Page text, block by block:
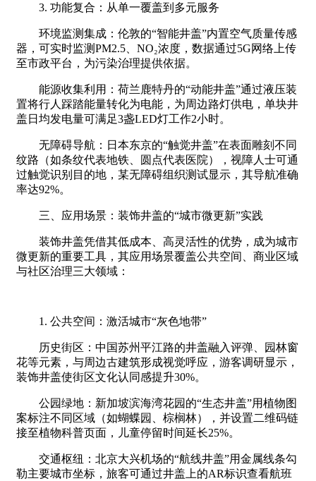
3. 功能复合：从单一覆盖到多元服务
环境监测集成：伦敦的“智能井盖”内置空气质量传感
器，可实时监测PM2.5、NO₂浓度，数据通过5G网络上传
至市政平台，为污染治理提供依据。
能源收集利用：荷兰鹿特丹的“动能井盖”通过液压装
置将行人踩踏能量转化为电能，为周边路灯供电，单块井
盖日均发电量可满足3盏LED灯工作2小时。
无障碍导航：日本东京的“触觉井盖”在表面雕刻不同
纹路（如条纹代表地铁、圆点代表医院），视障人士可通
过触觉识别目的地，某无障碍组织测试显示，其导航准确
率达92%。
三、应用场景：装饰井盖的“城市微更新”实践
装饰井盖凭借其低成本、高灵活性的优势，成为城市
微更新的重要工具，其应用场景覆盖公共空间、商业区域
与社区治理三大领域：
1. 公共空间：激活城市“灰色地带”
历史街区：中国苏州平江路的井盖融入评弹、园林窗
花等元素，与周边古建筑形成视觉呼应，游客调研显示，
装饰井盖使街区文化认同感提升30%。
公园绿地：新加坡滨海湾花园的“生态井盖”用植物图
案标注不同区域（如蝴蝶园、棕榈林），并设置二维码链
接至植物科普页面，儿童停留时间延长25%。
交通枢纽：北京大兴机场的“航线井盖”用金属线条勾
勒主要城市坐标，旅客可通过井盖上的AR标识查看航班